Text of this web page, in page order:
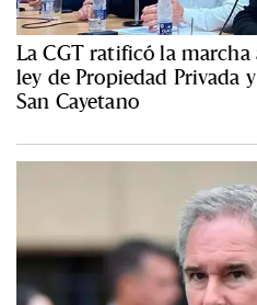
La CGT ratificó la
ley de Propiedad Privada
San Cayetano